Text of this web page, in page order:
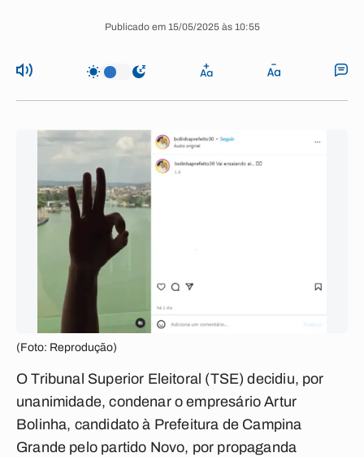
Publicado em 15/05/2025 às 10:55
(Foto: Reprodução)
O Tribunal Superior Eleitoral (TSE) decidiu, por
unanimidade, condenar o empresário Artur
Bolinha, candidato à Prefeitura de Campina
Grande pelo partido Novo, por propaganda